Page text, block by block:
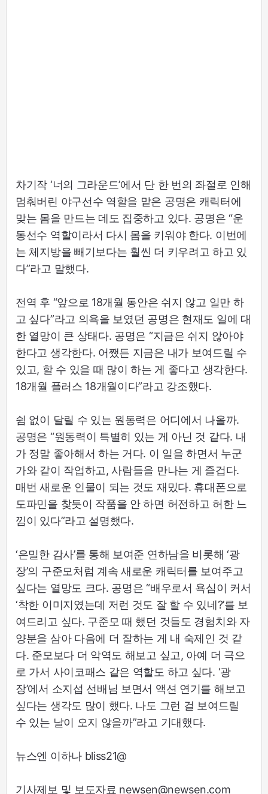
차기작 ‘너의 그라운드’에서 단 한 번의 좌절로 인해
멈춰버린 야구선수 역할을 맡은 공명은 캐릭터에
맞는 몸을 만드는 데도 집중하고 있다. 공명은 “운
동선수 역할이라서 다시 몸을 키워야 한다. 이번에
는 체지방을 빼기보다는 훨씬 더 키우려고 하고 있
다”라고 말했다.
전역 후 “앞으로 18개월 동안은 쉬지 않고 일만 하
고 싶다”라고 의욕을 보였던 공명은 현재도 일에 대
한 열망이 큰 상태다. 공명은 “지금은 쉬지 않아야
한다고 생각한다. 어쨌든 지금은 내가 보여드릴 수
있고, 할 수 있을 때 많이 하는 게 좋다고 생각한다.
18개월 플러스 18개월이다”라고 강조했다.
쉼 없이 달릴 수 있는 원동력은 어디에서 나올까.
공명은 “원동력이 특별히 있는 게 아닌 것 같다. 내
가 정말 좋아해서 하는 거다. 이 일을 하면서 누군
가와 같이 작업하고, 사람들을 만나는 게 즐겁다.
매번 새로운 인물이 되는 것도 재밌다. 휴대폰으로
도파민을 찾듯이 작품을 안 하면 허전하고 허한 느
낌이 있다”라고 설명했다.
‘은밀한 감사’를 통해 보여준 연하남을 비롯해 ‘광
장’의 구준모처럼 계속 새로운 캐릭터를 보여주고
싶다는 열망도 크다. 공명은 “배우로서 욕심이 커서
‘착한 이미지였는데 저런 것도 잘 할 수 있네?’를 보
여드리고 싶다. 구준모 때 했던 것들도 경험치와 자
양분을 삼아 다음에 더 잘하는 게 내 숙제인 것 같
다. 준모보다 더 악역도 해보고 싶고, 아예 더 극으
로 가서 사이코패스 같은 역할도 하고 싶다. ‘광
장’에서 소지섭 선배님 보면서 액션 연기를 해보고
싶다는 생각도 많이 했다. 나도 그런 걸 보여드릴
수 있는 날이 오지 않을까”라고 기대했다.
뉴스엔 이하나 bliss21@
기사제보 및 보도자료 newsen@newsen.com